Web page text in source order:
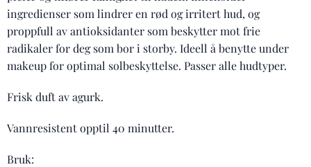
ingredienser som lindrer en rød og irritert hud, og
proppfull av antioksidanter som beskytter mot frie
radikaler for deg som bor i storby. Ideell å benytte under
makeup for optimal solbeskyttelse. Passer alle hudtyper.
Frisk duft av agurk.
Vannresistent opptil 40 minutter.
Bruk: